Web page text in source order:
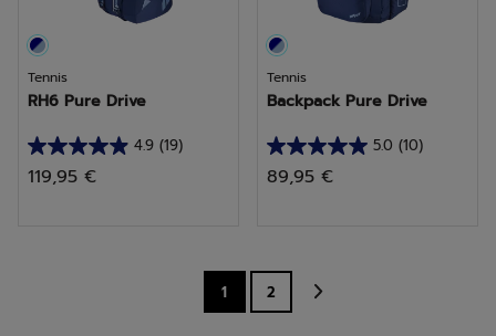
Tennis
RH6 Pure Drive
4.9 (19)
4.9
sur
119,95 €
Tennis
Backpack Pure Drive
5.0 (10)
5.0
sur
10
avis
89,95 €
1 2